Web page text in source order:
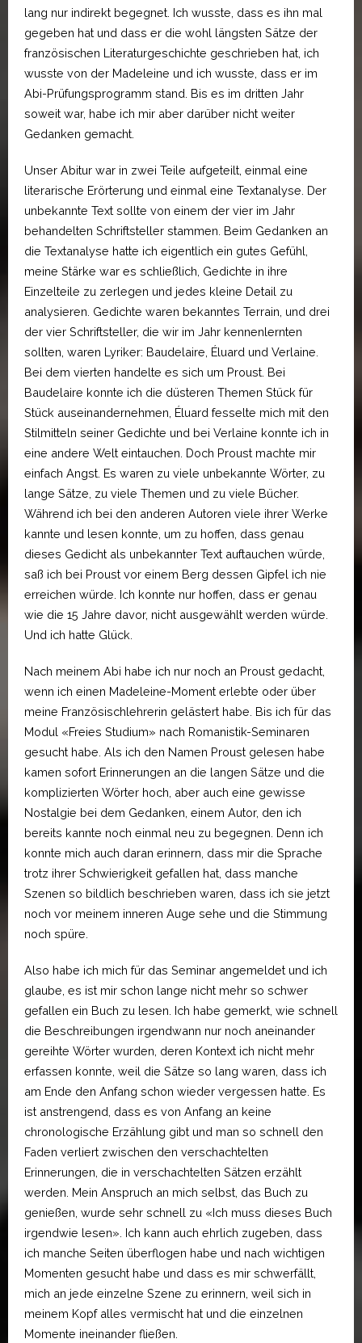
lang nur indirekt begegnet. Ich wusste, dass es ihn mal
gegeben hat und dass er die wohl längsten Sätze der
französischen Literaturgeschichte geschrieben hat, ich
wusste von der Madeleine und ich wusste, dass er im
Abi-Prüfungsprogramm stand. Bis es im dritten Jahr
soweit war, habe ich mir aber darüber nicht weiter
Gedanken gemacht.
Unser Abitur war in zwei Teile aufgeteilt, einmal eine
literarische Erörterung und einmal eine Textanalyse. Der
unbekannte Text sollte von einem der vier im Jahr
behandelten Schriftsteller stammen. Beim Gedanken an
die Textanalyse hatte ich eigentlich ein gutes Gefühl,
meine Stärke war es schließlich, Gedichte in ihre
Einzelteile zu zerlegen und jedes kleine Detail zu
analysieren. Gedichte waren bekanntes Terrain, und drei
der vier Schriftsteller, die wir im Jahr kennenlernten
sollten, waren Lyriker: Baudelaire, Éluard und Verlaine.
Bei dem vierten handelte es sich um Proust. Bei
Baudelaire konnte ich die düsteren Themen Stück für
Stück auseinandernehmen, Éluard fesselte mich mit den
Stilmitteln seiner Gedichte und bei Verlaine konnte ich in
eine andere Welt eintauchen. Doch Proust machte mir
einfach Angst. Es waren zu viele unbekannte Wörter, zu
lange Sätze, zu viele Themen und zu viele Bücher.
Während ich bei den anderen Autoren viele ihrer Werke
kannte und lesen konnte, um zu hoffen, dass genau
dieses Gedicht als unbekannter Text auftauchen würde,
saß ich bei Proust vor einem Berg dessen Gipfel ich nie
erreichen würde. Ich konnte nur hoffen, dass er genau
wie die 15 Jahre davor, nicht ausgewählt werden würde.
Und ich hatte Glück.
Nach meinem Abi habe ich nur noch an Proust gedacht,
wenn ich einen Madeleine-Moment erlebte oder über
meine Französischlehrerin gelästert habe. Bis ich für das
Modul «Freies Studium» nach Romanistik-Seminaren
gesucht habe. Als ich den Namen Proust gelesen habe
kamen sofort Erinnerungen an die langen Sätze und die
komplizierten Wörter hoch, aber auch eine gewisse
Nostalgie bei dem Gedanken, einem Autor, den ich
bereits kannte noch einmal neu zu begegnen. Denn ich
konnte mich auch daran erinnern, dass mir die Sprache
trotz ihrer Schwierigkeit gefallen hat, dass manche
Szenen so bildlich beschrieben waren, dass ich sie jetzt
noch vor meinem inneren Auge sehe und die Stimmung
noch spüre.
Also habe ich mich für das Seminar angemeldet und ich
glaube, es ist mir schon lange nicht mehr so schwer
gefallen ein Buch zu lesen. Ich habe gemerkt, wie schnell
die Beschreibungen irgendwann nur noch aneinander
gereihte Wörter wurden, deren Kontext ich nicht mehr
erfassen konnte, weil die Sätze so lang waren, dass ich
am Ende den Anfang schon wieder vergessen hatte. Es
ist anstrengend, dass es von Anfang an keine
chronologische Erzählung gibt und man so schnell den
Faden verliert zwischen den verschachtelten
Erinnerungen, die in verschachtelten Sätzen erzählt
werden. Mein Anspruch an mich selbst, das Buch zu
genießen, wurde sehr schnell zu «Ich muss dieses Buch
irgendwie lesen». Ich kann auch ehrlich zugeben, dass
ich manche Seiten überflogen habe und nach wichtigen
Momenten gesucht habe und dass es mir schwerfällt,
mich an jede einzelne Szene zu erinnern, weil sich in
meinem Kopf alles vermischt hat und die einzelnen
Momente ineinander fließen.